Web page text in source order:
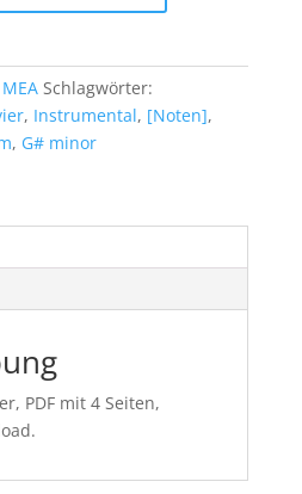
Schlagwörter:
, Instrumental, [Noten],
, G# minor
PDF mit 4 Seiten,